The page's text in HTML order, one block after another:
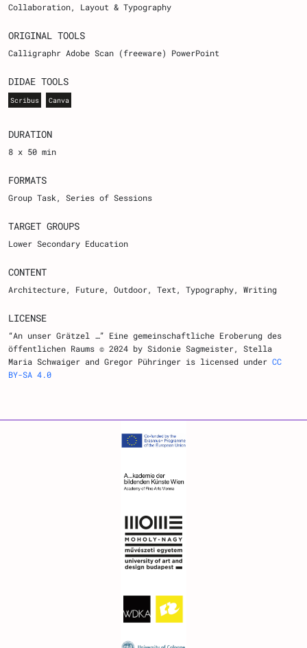
Collaboration Layout & Typography
ORIGINAL TOOLS
Calligraphr Adobe Scan (freeware) PowerPoint
DIDAE TOOLS
Scribus Canva
DURATION
8 x 50 min
FORMATS
Group Task Series of Sessions
TARGET GROUPS
Lower Secondary Education
CONTENT
Architecture, Future, Outdoor, Text, Typography, Writing
LICENSE
“An unser Grätzel …” Eine gemeinschaftliche Eroberung des
öffentlichen Raums © 2024 by Sidonie Sagmeister, Stella
Maria Schwaiger and Gregor Pühringer is licensed under CC
BY-SA 4.0